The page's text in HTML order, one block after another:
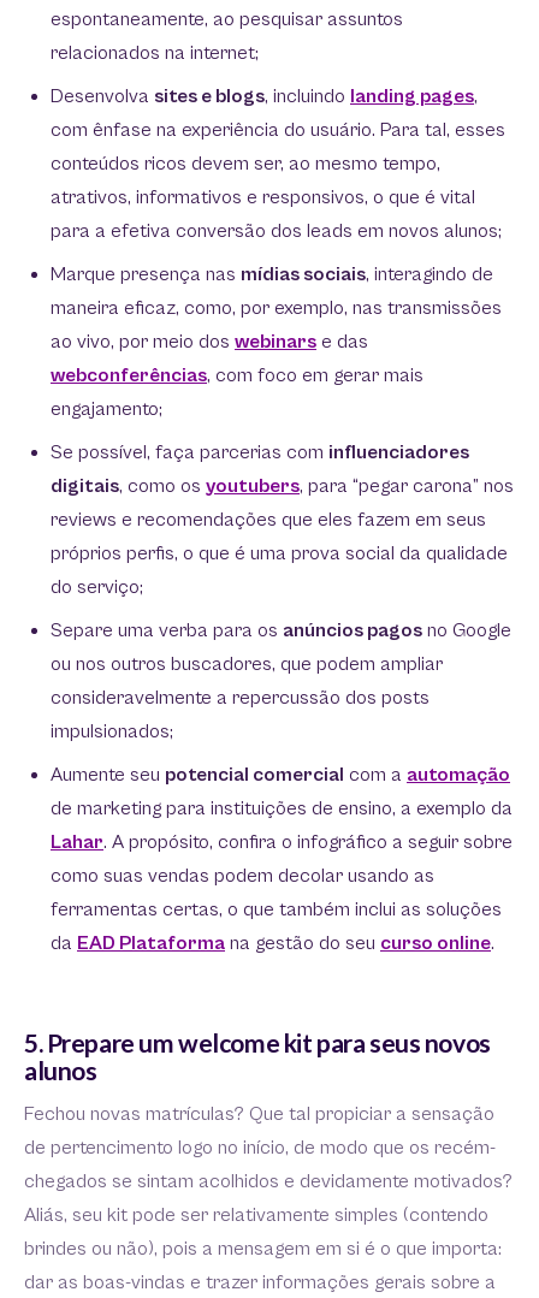
espontaneamente, ao pesquisar assuntos
relacionados na internet;
Desenvolva sites e blogs, incluindo landing pages,
com ênfase na experiência do usuário. Para tal, esses
conteúdos ricos devem ser, ao mesmo tempo,
atrativos, informativos e responsivos, o que é vital
para a efetiva conversão dos leads em novos alunos;
Marque presença nas mídias sociais, interagindo de
maneira eficaz, como, por exemplo, nas transmissões
ao vivo, por meio dos webinars e das
webconferências, com foco em gerar mais
engajamento;
Se possível, faça parcerias com influenciadores
digitais, como os youtubers, para “pegar carona” nos
reviews e recomendações que eles fazem em seus
próprios perfis, o que é uma prova social da qualidade
do serviço;
Separe uma verba para os anúncios pagos no Google
ou nos outros buscadores, que podem ampliar
consideravelmente a repercussão dos posts
impulsionados;
Aumente seu potencial comercial com a automação
de marketing para instituições de ensino, a exemplo da
Lahar. A propósito, confira o infográfico a seguir sobre
como suas vendas podem decolar usando as
ferramentas certas, o que também inclui as soluções
da EAD Plataforma na gestão do seu curso online.
5. Prepare um welcome kit para seus novos
alunos
Fechou novas matrículas? Que tal propiciar a sensação
de pertencimento logo no início, de modo que os recém-
chegados se sintam acolhidos e devidamente motivados?
Aliás, seu kit pode ser relativamente simples (contendo
brindes ou não), pois a mensagem em si é o que importa:
dar as boas-vindas e trazer informações gerais sobre a